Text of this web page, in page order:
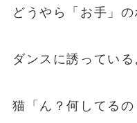
どうやら「お手」
ダンスに誘っている
猫「ん？何してるの